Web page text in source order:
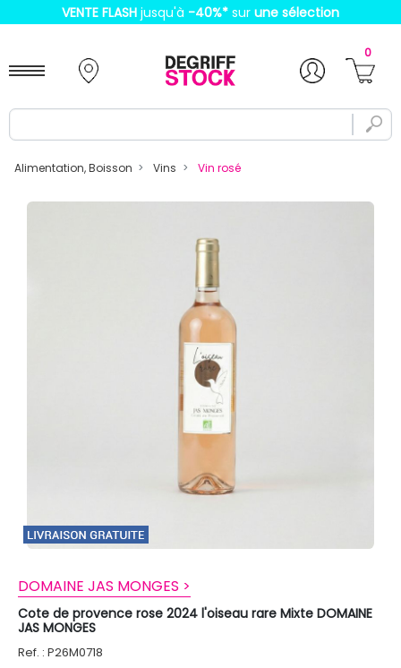
VENTE FLASH jusqu'à -40%* sur une sélection
0
Alimentation, Boisson Vins Vin rosé
DOMAINE JAS MONGES >
Cote de provence rose 2024 l'oiseau rare Mixte DOMAINE
JAS MONGES
Ref. : P26M0718